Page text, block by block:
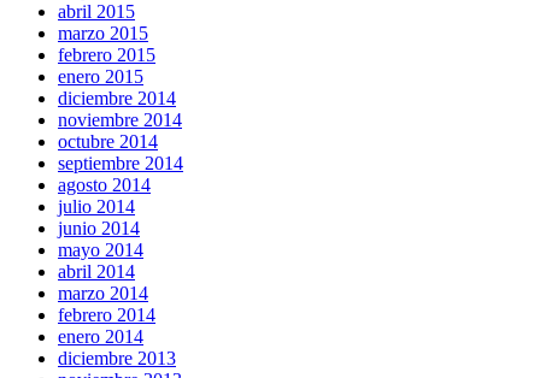
abril 2015
marzo 2015
febrero 2015
enero 2015
diciembre 2014
noviembre 2014
octubre 2014
septiembre 2014
agosto 2014
julio 2014
junio 2014
mayo 2014
abril 2014
marzo 2014
febrero 2014
enero 2014
diciembre 2013